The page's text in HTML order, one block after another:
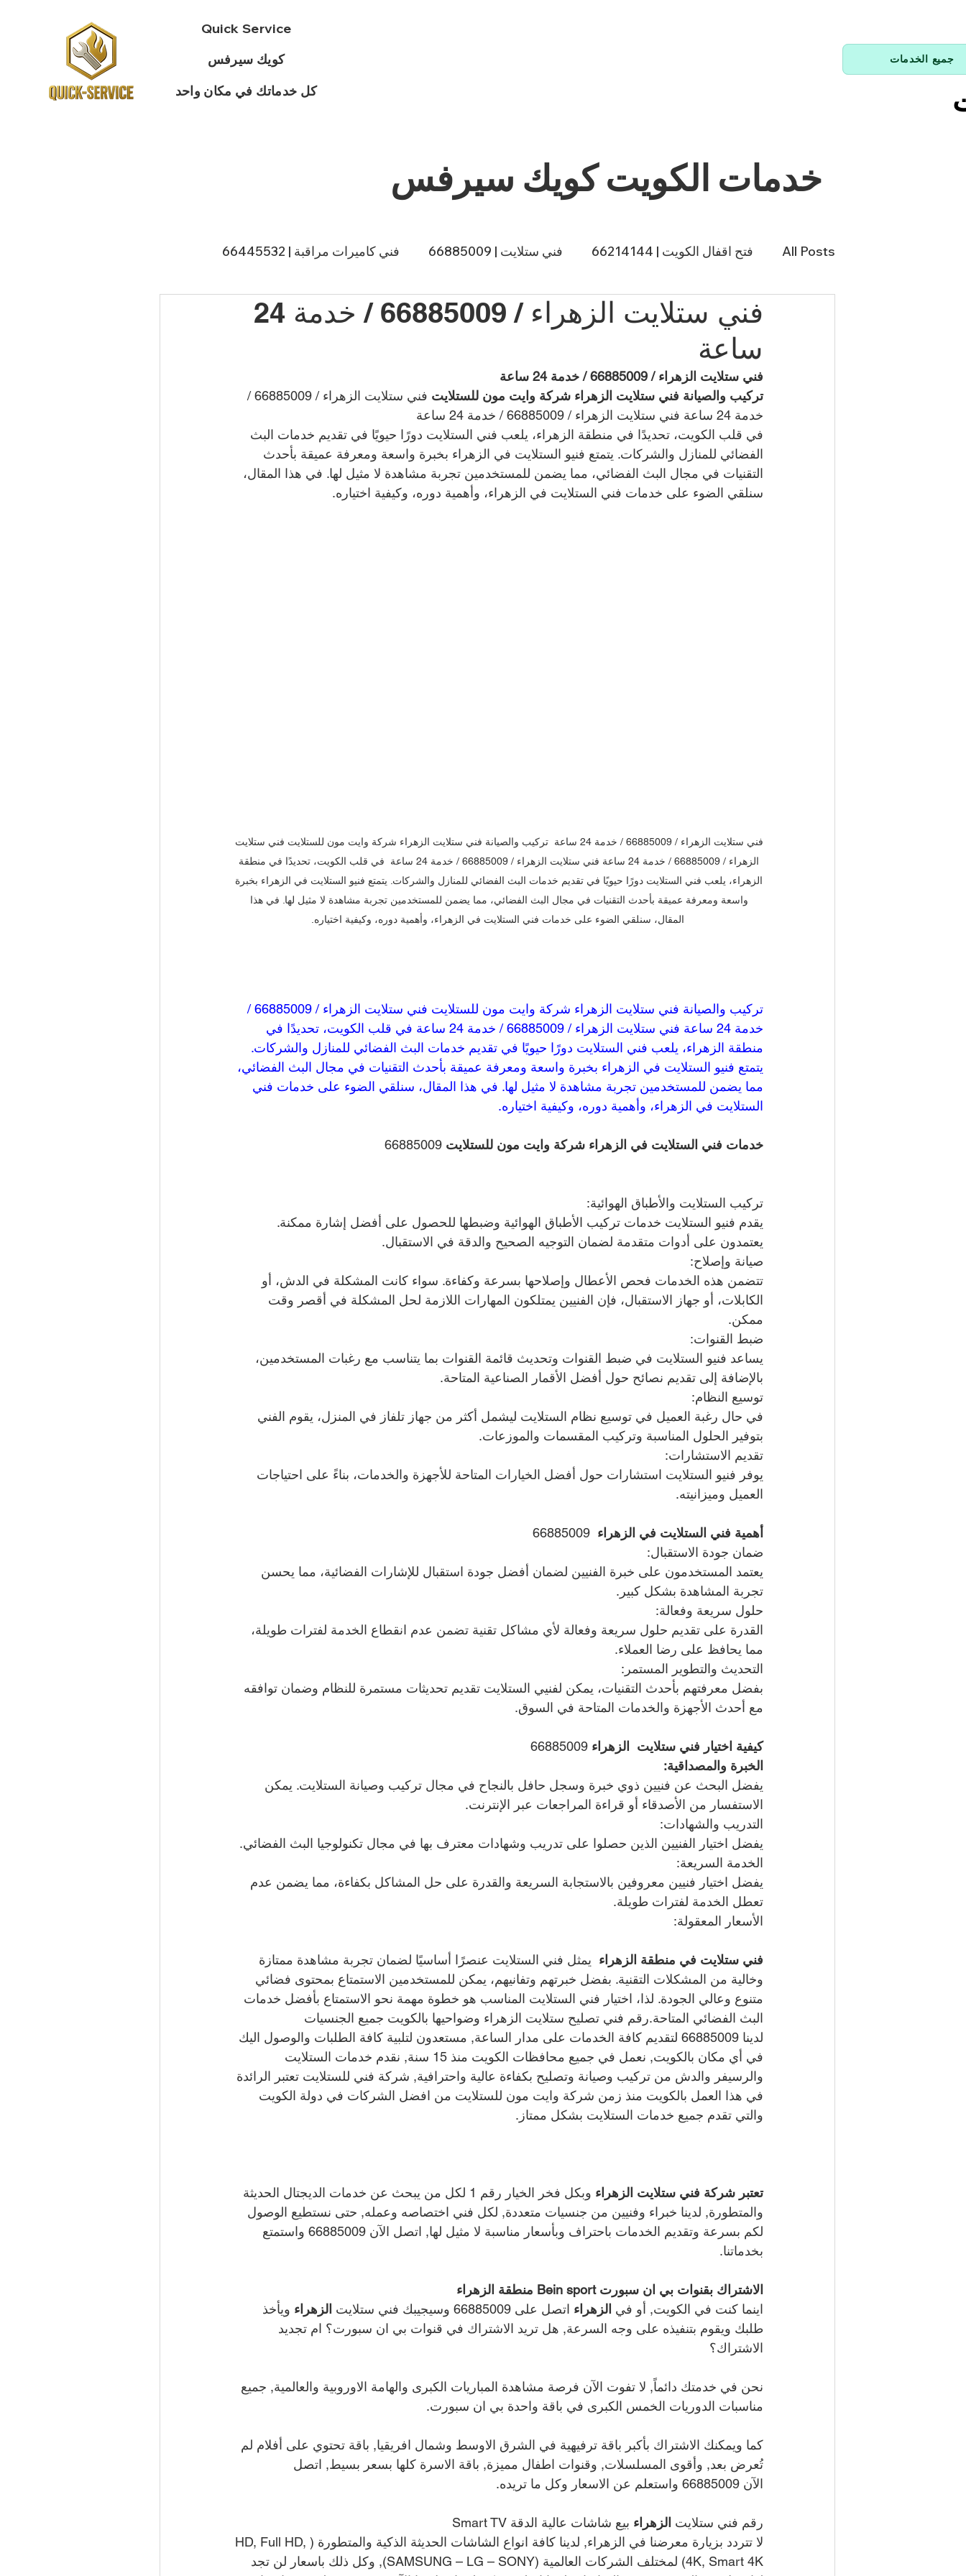
جميع الخدمات
Quick Service
كويك سيرفس
كل خدماتك في مكان واحد
خدمات الكويت كويك سيرفس
All Posts فتح اقفال الكويت | 66214144 فني ستلايت | 66885009 فني كاميرات مراقبة | 66445532
فني تكييف | 98943366 فني طباخات الكويت | 66557188 صباغ الكويت | 66874433
مكتب تأشيرات الكويت | 98951133 صالون حلاقة في الكويت | 98958877
كهربائي منازل | 50707271 كراج متنقل الكويت | 98080146 بطاريات سيارات | 98080146
فني ستلايت الزهراء / 66885009 / خدمة 24
ساعة
فني ستلايت الزهراء / 66885009 / خدمة 24 ساعة
تركيب والصيانة فني ستلايت الزهراء شركة وايت مون للستلايت فني ستلايت الزهراء / 66885009
/
خدمة 24 ساعة فني ستلايت الزهراء /
66885009 / خدمة 24 ساعة
في قلب الكويت، تحديدًا في منطقة الزهراء، يلعب فني الستلايت دورًا حيويًا في تقديم خدمات البث
الفضائي للمنازل والشركات. يتمتع فنيو الستلايت في الزهراء بخبرة واسعة ومعرفة عميقة بأحدث
التقنيات في مجال البث الفضائي، مما يضمن للمستخدمين تجربة مشاهدة لا مثيل لها. في هذا المقال،
سنلقي الضوء على خدمات فني الستلايت في الزهراء، وأهمية دوره، وكيفية اختياره.
فني ستلايت الزهراء / 66885009 / خدمة 24 ساعة  تركيب والصيانة فني ستلايت الزهراء شركة وايت مون للستلايت فني ستلايت
الزهراء / 66885009 / خدمة 24 ساعة فني ستلايت الزهراء / 66885009 / خدمة 24 ساعة  في قلب الكويت، تحديدًا في منطقة
الزهراء، يلعب فني الستلايت دورًا حيويًا في تقديم خدمات البث الفضائي للمنازل والشركات. يتمتع فنيو الستلايت في الزهراء بخبرة
واسعة ومعرفة عميقة بأحدث التقنيات في مجال البث الفضائي، مما يضمن للمستخدمين تجربة مشاهدة لا مثيل لها. في هذا
المقال، سنلقي الضوء على خدمات فني الستلايت في الزهراء، وأهمية دوره، وكيفية اختياره.
تركيب والصيانة فني ستلايت الزهراء شركة وايت مون للستلايت فني ستلايت الزهراء / 66885009 /
خدمة 24 ساعة فني ستلايت الزهراء / 66885009 / خدمة 24 ساعة في قلب الكويت، تحديدًا في
منطقة الزهراء، يلعب فني الستلايت دورًا حيويًا في تقديم خدمات البث الفضائي للمنازل والشركات.
يتمتع فنيو الستلايت في الزهراء بخبرة واسعة ومعرفة عميقة بأحدث التقنيات في مجال البث الفضائي،
مما يضمن للمستخدمين تجربة مشاهدة لا مثيل لها. في هذا المقال، سنلقي الضوء على خدمات فني
الستلايت في الزهراء، وأهمية دوره، وكيفية اختياره.
خدمات فني الستلايت في الزهراء شركة وايت مون للستلايت 66885009
تركيب الستلايت والأطباق الهوائية:
يقدم فنيو الستلايت خدمات تركيب الأطباق الهوائية وضبطها للحصول على أفضل إشارة ممكنة.
يعتمدون على أدوات متقدمة لضمان التوجيه الصحيح والدقة في الاستقبال.
صيانة وإصلاح:
تتضمن هذه الخدمات فحص الأعطال وإصلاحها بسرعة وكفاءة. سواء كانت المشكلة في الدش، أو
الكابلات، أو جهاز الاستقبال، فإن الفنيين يمتلكون المهارات اللازمة لحل المشكلة في أقصر وقت
ممكن.
ضبط القنوات:
يساعد فنيو الستلايت في ضبط القنوات وتحديث قائمة القنوات بما يتناسب مع رغبات المستخدمين،
بالإضافة إلى تقديم نصائح حول أفضل الأقمار الصناعية المتاحة.
توسيع النظام:
في حال رغبة العميل في توسيع نظام الستلايت ليشمل أكثر من جهاز تلفاز في المنزل، يقوم الفني
بتوفير الحلول المناسبة وتركيب المقسمات والموزعات.
تقديم الاستشارات:
يوفر فنيو الستلايت استشارات حول أفضل الخيارات المتاحة للأجهزة والخدمات، بناءً على احتياجات
العميل وميزانيته.
أهمية فني الستلايت في الزهراء 66885009
ضمان جودة الاستقبال:
يعتمد المستخدمون على خبرة الفنيين لضمان أفضل جودة استقبال للإشارات الفضائية، مما يحسن
تجربة المشاهدة بشكل كبير.
حلول سريعة وفعالة:
القدرة على تقديم حلول سريعة وفعالة لأي مشاكل تقنية تضمن عدم انقطاع الخدمة لفترات طويلة،
مما يحافظ على رضا العملاء.
التحديث والتطوير المستمر:
بفضل معرفتهم بأحدث التقنيات، يمكن لفنيي الستلايت تقديم تحديثات مستمرة للنظام وضمان توافقه
مع أحدث الأجهزة والخدمات المتاحة في السوق.
كيفية اختيار فني ستلايت  الزهراء 66885009
الخبرة والمصداقية:
يفضل البحث عن فنيين ذوي خبرة وسجل حافل بالنجاح في مجال تركيب وصيانة الستلايت. يمكن
الاستفسار من الأصدقاء أو قراءة المراجعات عبر الإنترنت.
التدريب والشهادات:
يفضل اختيار الفنيين الذين حصلوا على تدريب وشهادات معترف بها في مجال تكنولوجيا البث الفضائي.
الخدمة السريعة:
يفضل اختيار فنيين معروفين بالاستجابة السريعة والقدرة على حل المشاكل بكفاءة، مما يضمن عدم
تعطل الخدمة لفترات طويلة.
الأسعار المعقولة:
فني ستلايت في منطقة الزهراء يمثل فني الستلايت عنصرًا أساسيًا لضمان تجربة مشاهدة ممتازة
وخالية من المشكلات التقنية. بفضل خبرتهم وتفانيهم، يمكن للمستخدمين الاستمتاع بمحتوى فضائي
متنوع وعالي الجودة. لذا، اختيار فني الستلايت المناسب هو خطوة مهمة نحو الاستمتاع بأفضل خدمات
البث الفضائي المتاحة.رقم فني تصليح ستلايت الزهراء وضواحيها بالكويت جميع الجنسيات
لدينا 66885009 لتقديم كافة الخدمات على مدار الساعة, مستعدون لتلبية كافة الطلبات والوصول اليك
في أي مكان بالكويت, نعمل في جميع محافظات الكويت منذ 15 سنة, نقدم خدمات الستلايت
والرسيفر والدش من تركيب وصيانة وتصليح بكفاءة عالية واحترافية, شركة فني للستلايت تعتبر الرائدة
في هذا العمل بالكويت منذ زمن شركة وايت مون للستلايت من افضل الشركات في دولة الكويت
والتي تقدم جميع خدمات الستلايت بشكل ممتاز.
تعتبر شركة فني ستلايت الزهراء
وبكل فخر الخيار رقم 1 لكل من يبحث عن خدمات الديجتال الحديثة
والمتطورة, لدينا خبراء وفنيين من جنسيات متعددة, لكل فني اختصاصه وعمله, حتى نستطيع الوصول
لكم بسرعة وتقديم الخدمات باحتراف وبأسعار مناسبة لا مثيل لها, اتصل الآن 66885009 واستمتع
بخدماتنا.
الاشتراك بقنوات بي ان سبورت Bein sport منطقة الزهراء
اينما كنت في الكويت, أو في الزهراء اتصل على 66885009 وسيجيبك فني ستلايت الزهراء ويأخذ
طلبك ويقوم بتنفيذه على وجه السرعة, هل تريد الاشتراك في قنوات بي ان سبورت؟ ام تجديد
الاشتراك؟
نحن في خدمتك دائماً, لا تفوت الآن فرصة مشاهدة المباريات الكبرى والهامة الاوروبية والعالمية, جميع
مناسبات الدوريات الخمس الكبرى في باقة واحدة بي ان سبورت.
كما ويمكنك الاشتراك بأكبر باقة ترفيهية في الشرق الاوسط وشمال افريقيا, باقة تحتوي على أفلام لم
تُعرض بعد, وأقوى المسلسلات, وقنوات اطفال مميزة, باقة الاسرة كلها بسعر بسيط, اتصل
الآن 66885009 واستعلم عن الاسعار وكل ما تريده.
رقم فني ستلايت الزهراء بيع شاشات عالية الدقة Smart TV
لا تتردد بزيارة معرضنا في الزهراء, لدينا كافة انواع الشاشات الحديثة الذكية والمتطورة (HD, Full HD,
4K, Smart 4K) لمختلف الشركات العالمية (SAMSUNG – LG – SONY), وكل ذلك باسعار لن تجد